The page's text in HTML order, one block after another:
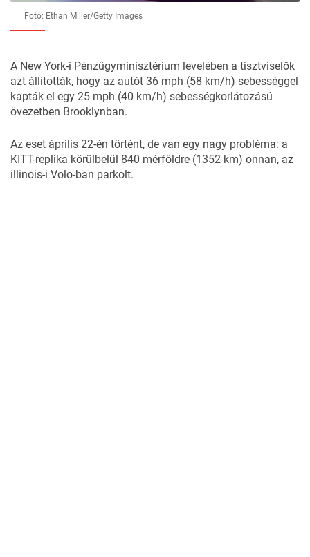
Fotó: Ethan Miller/Getty Images
A New York-i Pénzügyminisztérium levelében a tisztviselők
azt állították, hogy az autót 36 mph (58 km/h) sebességgel
kapták el egy 25 mph (40 km/h) sebességkorlátozású
övezetben Brooklynban.
Az eset április 22-én történt, de van egy nagy probléma: a
KITT-replika körülbelül 840 mérföldre (1352 km) onnan, az
illinois-i Volo-ban parkolt.